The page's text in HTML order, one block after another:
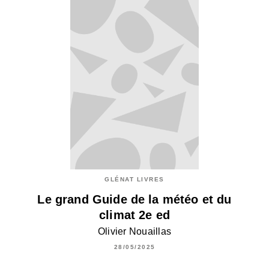
GLÉNAT LIVRES
Le grand Guide de la météo et du
climat 2e ed
Olivier Nouaillas
28/05/2025